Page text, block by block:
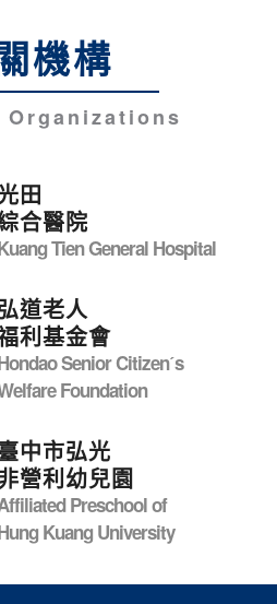
機構
田
合醫院
Tien General Hospital
道老人
利基金會
Senior Citizenˊs
Foundation
中市弘光
營利幼兒園
Preschool of
Kuang University